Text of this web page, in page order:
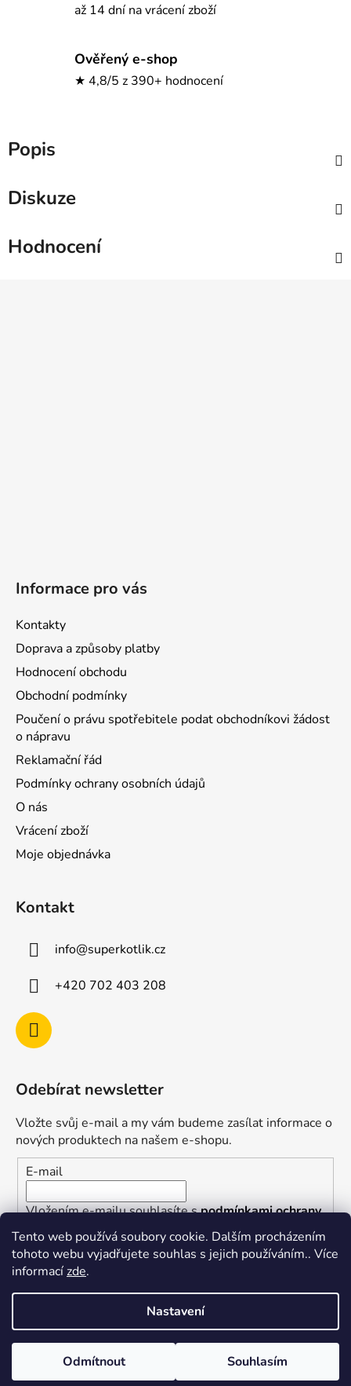
Tento web používá soubory cookie. Dalším procházením
tohoto webu vyjadřujete souhlas s jejich používáním.. Více
informacízde.
Nastavení
Odmítnout Souhlasím
až 14 dní na vrácení zboží
Ověřený e-shop
★ 4,8/5 z 390+ hodnocení
Popis
Diskuze
Hodnocení
Informace pro vás
Kontakty
Doprava a způsoby platby
Hodnocení obchodu
Obchodní podmínky
Poučení o právu spotřebitele podat obchodníkovi žádost
o nápravu
Reklamační řád
Podmínky ochrany osobních údajů
O nás
Vrácení zboží
Moje objednávka
Kontakt
info@superkotlik.cz
+420 702 403 208
Odebírat newsletter
Vložte svůj e-mail a my vám budeme zasílat informace o
nových produktech na našem e-shopu.
E-mail
Vložením e-mailu souhlasíte spodmínkami ochrany
osobních údajů
PŘIHLÁSIT SE
Vytvořil Shoptet
Copyright 2026
. Všechna práva